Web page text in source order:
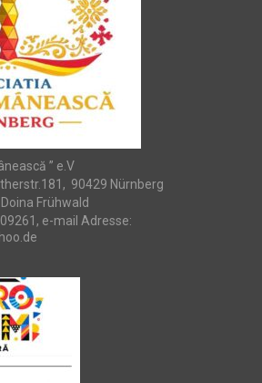
” e.V
90429 Nürnberg
Frühwald
e-mail Adresse: